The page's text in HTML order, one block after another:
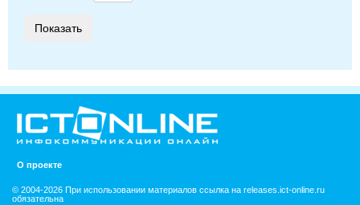
О проекте
© 2004-2026 При использовании материалов ссылка на releases.ict-online.ru
обязательна